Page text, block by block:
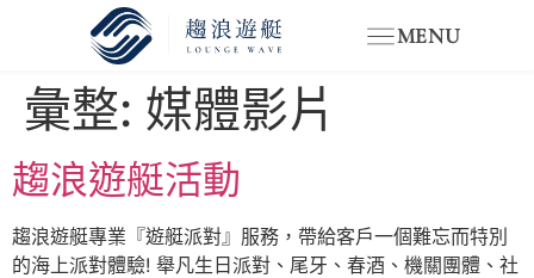
MENU
彙整: 媒體影片
趨浪遊艇活動
趨浪遊艇專業『遊艇派對』服務，帶給客戶一個難忘而特別
的海上派對體驗! 舉凡生日派對、尾牙、春酒、機關團體、社